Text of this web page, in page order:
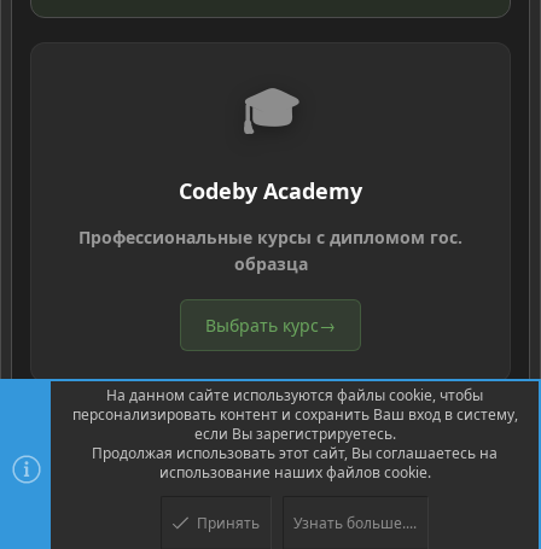
🎓
Codeby Academy
Профессиональные курсы с дипломом гос.
образца
Выбрать курс→
Community platform by XenForo ® © 2010-2026 XenForo Ltd.
© Jason Axelrod of 8WAYRUN
На данном сайте используются файлы cookie, чтобы
персонализировать контент и сохранить Ваш вход в систему,
если Вы зарегистрируетесь.
Продолжая использовать этот сайт, Вы соглашаетесь на
использование наших файлов cookie.
Принять Узнать больше....